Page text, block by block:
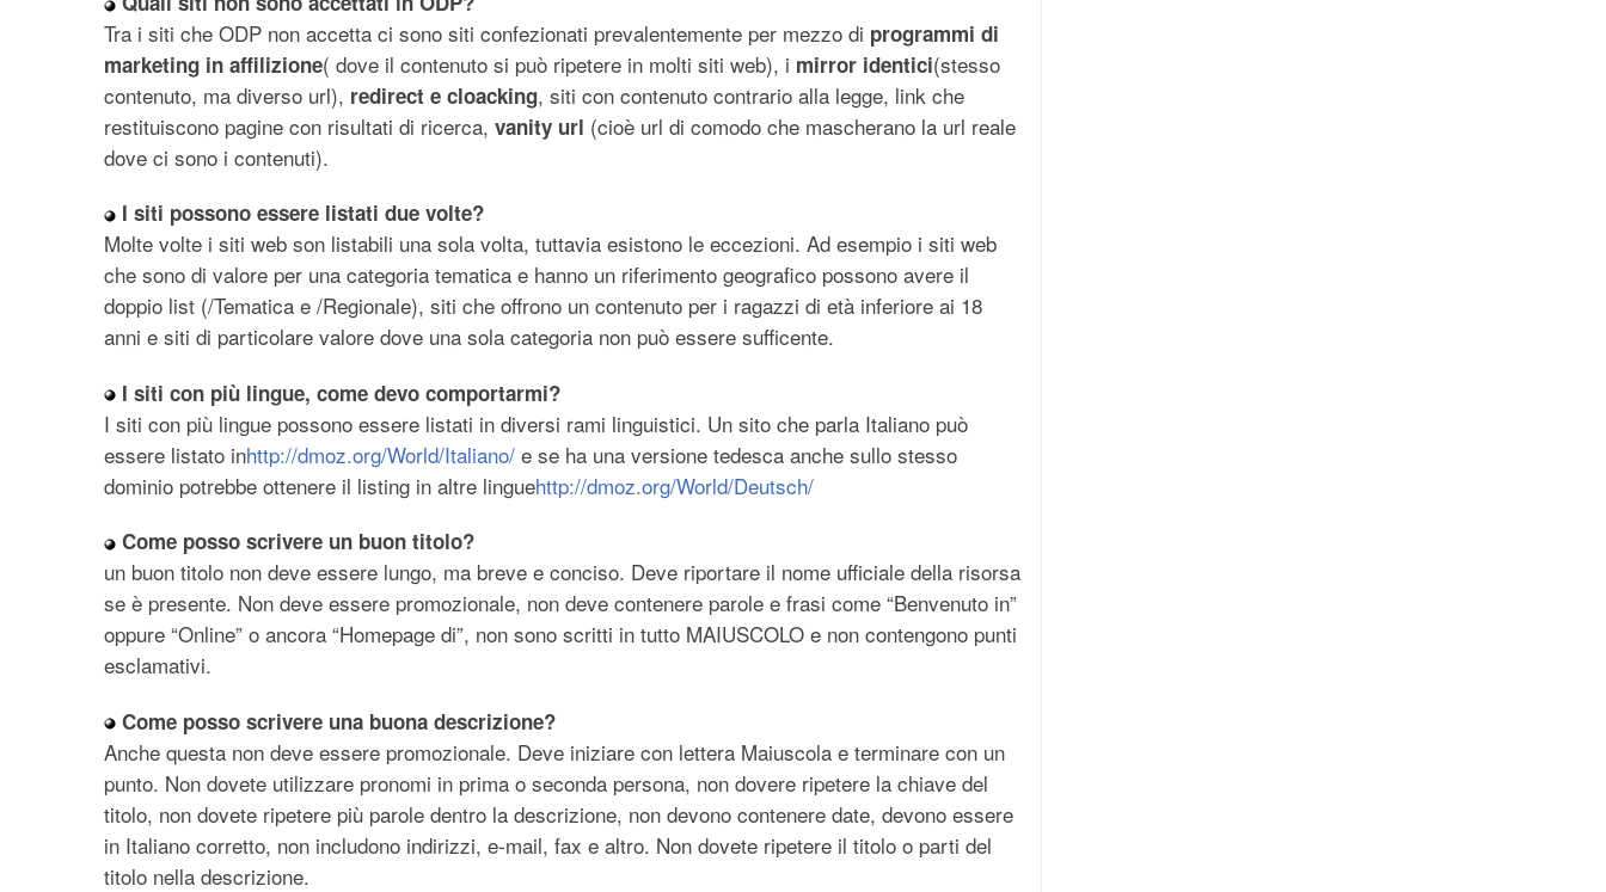
Tra i siti che ODP non accetta ci sono siti confezionati prevalentemente per mezzo di programmi di
marketing in affilizione( dove il contenuto si può ripetere in molti siti web), i mirror identici(stesso
contenuto, ma diverso url), redirect e cloacking, siti con contenuto contrario alla legge, link che
restituiscono pagine con risultati di ricerca, vanity url (cioè url di comodo che mascherano la url reale
dove ci sono i contenuti).
I siti possono essere listati due volte?
Molte volte i siti web son listabili una sola volta, tuttavia esistono le eccezioni. Ad esempio i siti web
che sono di valore per una categoria tematica e hanno un riferimento geografico possono avere il
doppio list (/Tematica e /Regionale), siti che offrono un contenuto per i ragazzi di età inferiore ai 18
anni e siti di particolare valore dove una sola categoria non può essere sufficente.
I siti con più lingue, come devo comportarmi?
I siti con più lingue possono essere listati in diversi rami linguistici. Un sito che parla Italiano può
essere listato inhttp://dmoz.org/World/Italiano/ e se ha una versione tedesca anche sullo stesso
dominio potrebbe ottenere il listing in altre linguehttp://dmoz.org/World/Deutsch/
Come posso scrivere un buon titolo?
un buon titolo non deve essere lungo, ma breve e conciso. Deve riportare il nome ufficiale della risorsa
se è presente. Non deve essere promozionale, non deve contenere parole e frasi come “Benvenuto in”
oppure “Online” o ancora “Homepage di”, non sono scritti in tutto MAIUSCOLO e non contengono punti
esclamativi.
Come posso scrivere una buona descrizione?
Anche questa non deve essere promozionale. Deve iniziare con lettera Maiuscola e terminare con un
punto. Non dovete utilizzare pronomi in prima o seconda persona, non dovere ripetere la chiave del
titolo, non dovete ripetere più parole dentro la descrizione, non devono contenere date, devono essere
in Italiano corretto, non includono indirizzi, e-mail, fax e altro. Non dovete ripetere il titolo o parti del
titolo nella descrizione.